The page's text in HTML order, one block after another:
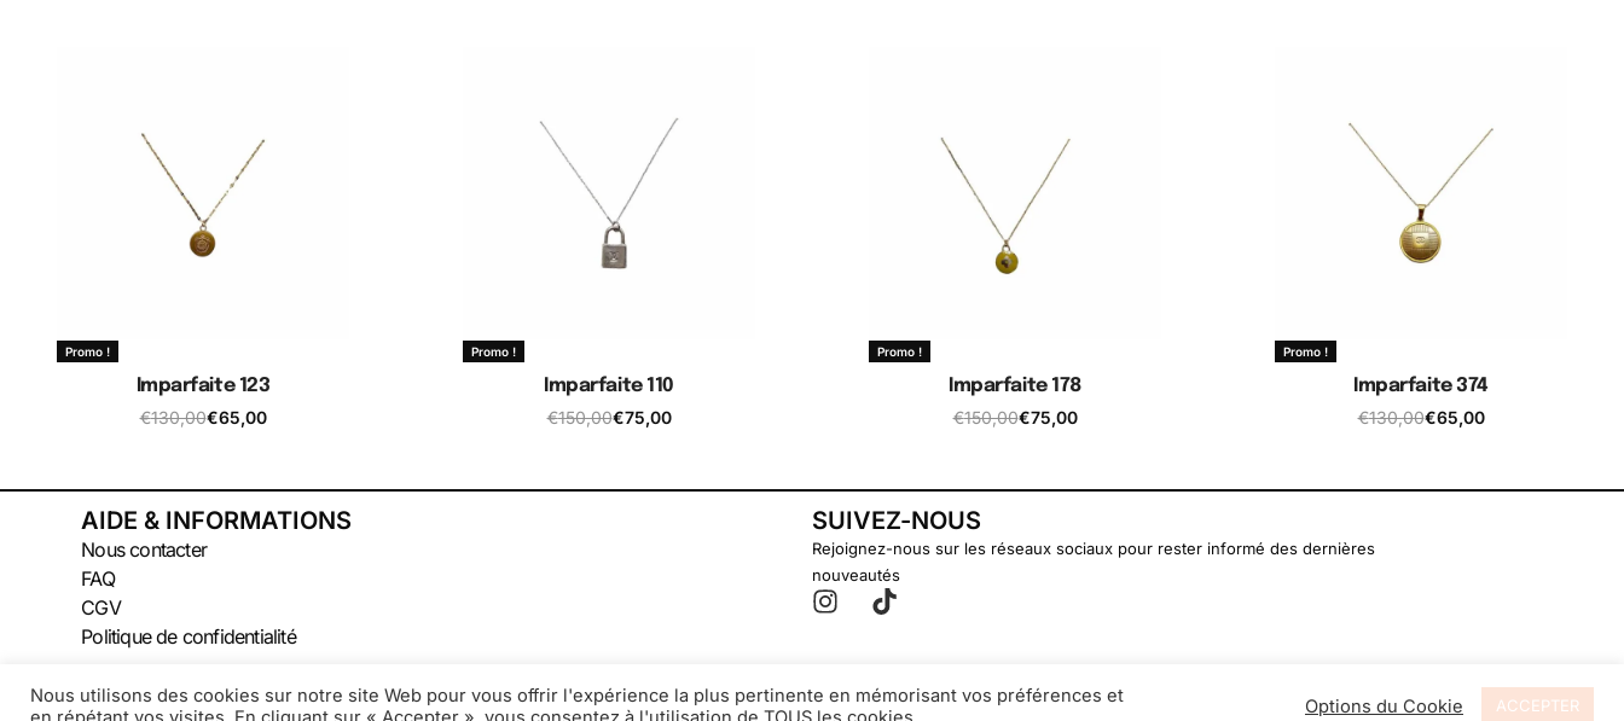
Promo !
Imparfaite 123
€130,00€65,00
Promo !
Imparfaite 110
€150,00€75,00
Promo !
Imparfaite 178
€150,00€75,00
Promo !
Imparfaite 374
€130,00€65,00
AIDE & INFORMATIONS
Nous contacter
FAQ
CGV
Politique de confidentialité
SUIVEZ-NOUS
Rejoignez-nous sur les réseaux sociaux pour rester informé des dernières
nouveautés
Nous utilisons des cookies sur notre site Web pour vous offrir l'expérience la plus pertinente en mémorisant vos préférences et
Options du Cookie ACCEPTER